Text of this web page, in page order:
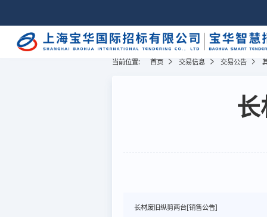
当前位置: 首页 交易信息 交易公告
长材废旧纵剪两台[销售公告]